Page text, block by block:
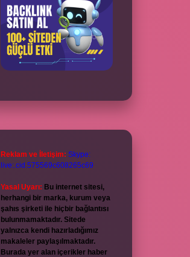
Reklam ve İletişim: Skype:
live:.cid.575569c608265c69
Yasal Uyarı: Bu internet sitesi,
herhangi bir marka, kurum veya
şahıs şirketi ile hiçbir bağlantısı
bulunmamaktadır. Sitede
yalnızca kendi hazırladığımız
makaleler paylaşılmaktadır.
Burada yer alan içerikler haber